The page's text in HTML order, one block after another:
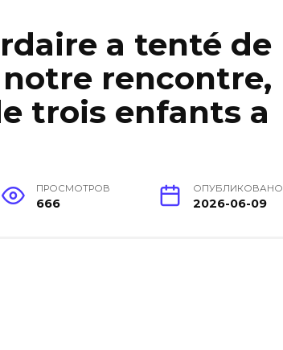
a tenté de
rencontre,
trois enfants a
ПРОСМОТРОВ
666
ОПУБЛИКОВАНО
2026-06-09